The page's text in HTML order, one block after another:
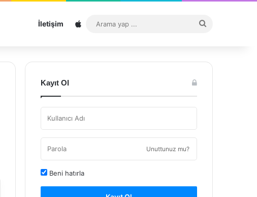
İletişim Sitemap
...
Kayıt Ol
Unuttunuz mu?
Beni hatırla